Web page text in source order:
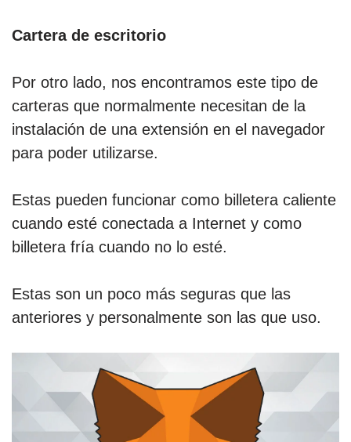
Cartera de escritorio
Por otro lado, nos encontramos este tipo de
carteras que normalmente necesitan de la
instalación de una extensión en el navegador
para poder utilizarse.
Estas pueden funcionar como billetera caliente
cuando esté conectada a Internet y como
billetera fría cuando no lo esté.
Estas son un poco más seguras que las
anteriores y personalmente son las que uso.